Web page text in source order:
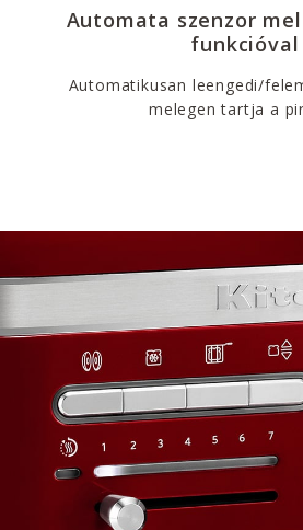
Automata szenzor
funkcióval
Automatikusan leengedi/
melegen tartja a